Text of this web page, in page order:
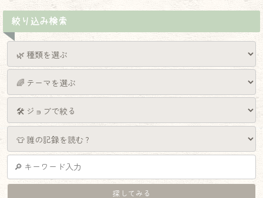
絞り込み検索